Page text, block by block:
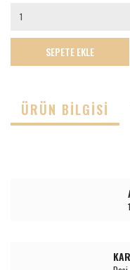
SEPETE EKLE
ÜRÜN BILGISI